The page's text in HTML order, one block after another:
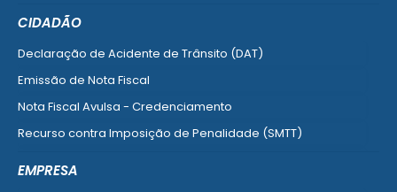
CIDADÃO
Declaração de Acidente de Trânsito (DAT)
Emissão de Nota Fiscal
Nota Fiscal Avulsa - Credenciamento
Recurso contra Imposição de Penalidade (SMTT)
EMPRESA